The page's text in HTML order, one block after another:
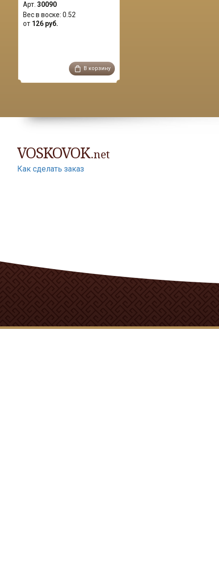
Арт. 30090
Вес в воске: 0.52
от 126 руб.
В корзину
VOSKOVOK.net
Как сделать заказ